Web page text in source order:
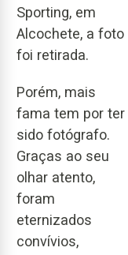
Sporting, em
Alcochete, a foto
foi retirada.
Porém, mais
fama tem por ter
sido fotógrafo.
Graças ao seu
olhar atento,
foram
eternizados
convívios,